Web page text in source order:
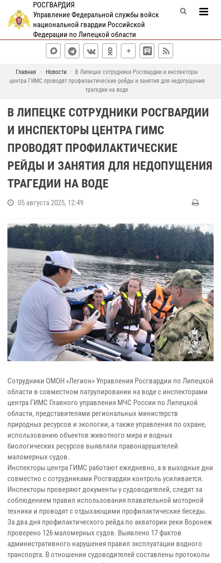
РОСГВАРДИЯ
Управление Федеральной службы войск
национальной гвардии Российской
Федерации по Липецкой области
Главная Новости
В Липецке сотрудники Росгвардии и инспекторы
центра ГИМС проводят профилактические рейды и занятия для недопущения
трагедии на воде
В ЛИПЕЦКЕ СОТРУДНИКИ РОСГВАРДИИ
И ИНСПЕКТОРЫ ЦЕНТРА ГИМС
ПРОВОДЯТ ПРОФИЛАКТИЧЕСКИЕ
РЕЙДЫ И ЗАНЯТИЯ ДЛЯ НЕДОПУЩЕНИЯ
ТРАГЕДИИ НА ВОДЕ
05 августа 2025, 12:49
Сотрудники ОМОН «Легион» Управления Росгвардии по Липецкой
области в совместном патрулировании на воде с инспекторами
центра ГИМС Главного управления МЧС России по Липецкой
области, представителями региональных министерств
природных ресурсов и экологии, а также управления по охране,
использованию объектов животного мира и водных
биологических ресурсов выявляли правонарушителей
маломерных судов.
Инспекторы центра ГИМС работают ежедневно, а в выходные дни
совместно с сотрудниками Росгвардии контроль усиливается.
Инспекторы проверяют документы у судоводителей, следят за
соблюдением правил использования плавательной моторной
техники и проводят с отдыхающими профилактические беседы.
За два дня профилактического рейда по акватории реки Воронеж
проверено 126 маломерных судов. Выявлено 17 фактов
административного нарушения правил эксплуатации водного
транспорта. В отношении судоводителей составлены протоколы